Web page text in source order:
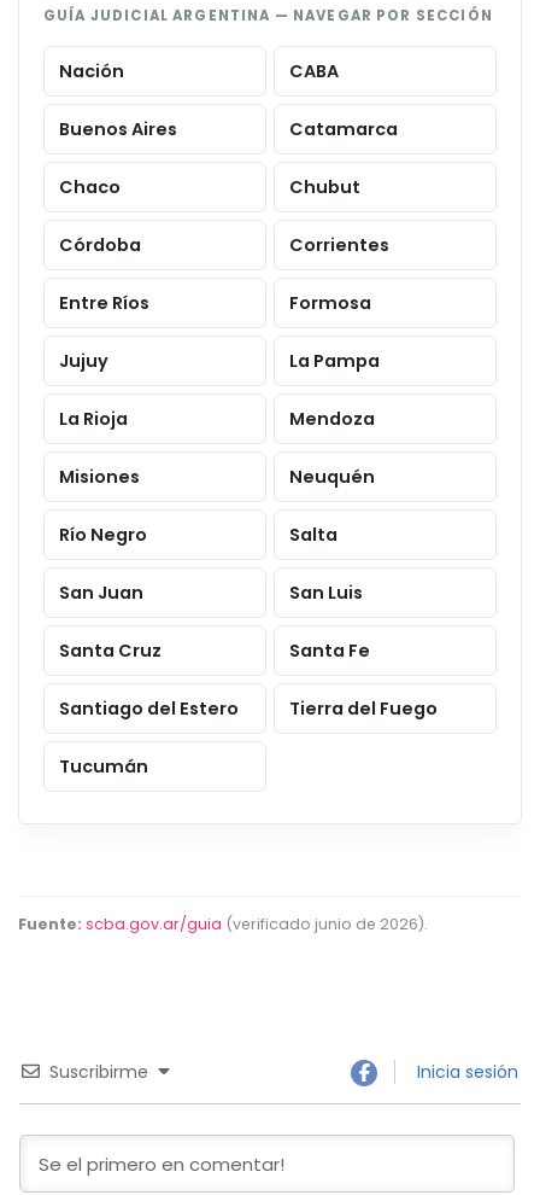
GUÍA JUDICIAL ARGENTINA — NAVEGAR POR SECCIÓN
Nación CABA
Buenos Aires Catamarca
Chaco Chubut
Córdoba Corrientes
Entre Ríos Formosa
Jujuy La Pampa
La Rioja Mendoza
Misiones Neuquén
Río Negro Salta
San Juan San Luis
Santa Cruz Santa Fe
Santiago del Estero Tierra del Fuego
Tucumán
Fuente: scba.gov.ar/guia (verificado junio de 2026).
Suscribirme Inicia sesión